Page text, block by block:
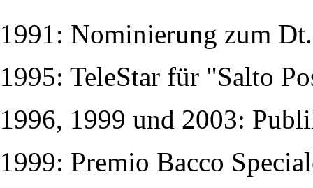
1991: Nominierung zum
1995: TeleStar für "Salto
1996, 1999 und 2003:
1999: Premio Bacco